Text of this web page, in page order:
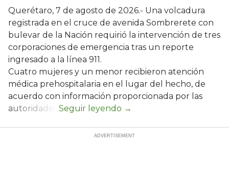
Querétaro, 7 de agosto de 2026.- Una volcadura
registrada en el cruce de avenida Sombrerete con
bulevar de la Nación requirió la intervención de tres
corporaciones de emergencia tras un reporte
ingresado a la línea 911.
Cuatro mujeres y un menor recibieron atención
médica prehospitalaria en el lugar del hecho, de
acuerdo con información proporcionada por las
autoridades.